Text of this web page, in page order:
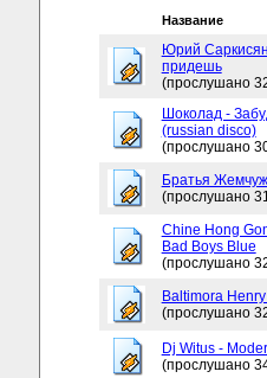
Название
Юрий
придешь
(прослушано
Шоколад -
(russian disco)
(прослушано
Братья
(прослушано
Chine Hong
Bad Boys Blue
(прослушано
Baltimora
(прослушано
Dj Witus -
(прослушано